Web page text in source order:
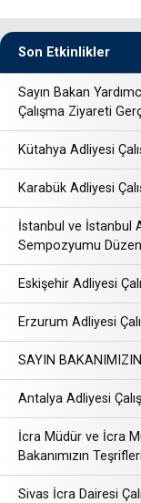
Son Etkinlikler
Sayın Bakan
Çalışma Ziyareti
Kütahya Adliyesi
Karabük Adliyesi
İstanbul ve İstanbul
Sempozyumu
Eskişehir Adliyesi
Erzurum Adliyesi
SAYIN
Antalya Adliyesi
İcra Müdür ve İcra
Bakanımızın
Sivas İcra Dairesi